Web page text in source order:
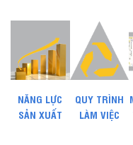
NĂNG LỰC
SẢN XUẤT
QUY TRÌNH
LÀM VIỆC